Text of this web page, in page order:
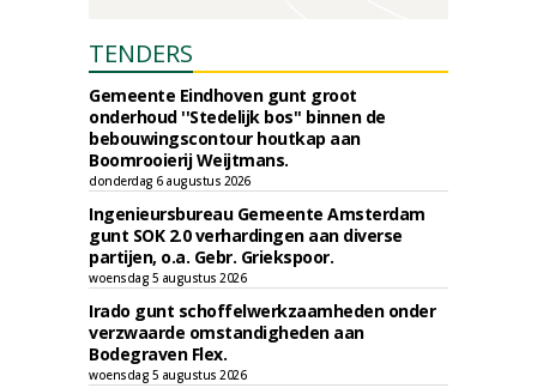
TENDERS
Gemeente Eindhoven gunt groot
onderhoud ''Stedelijk bos'' binnen de
bebouwingscontour houtkap aan
Boomrooierij Weijtmans.
donderdag 6 augustus 2026
Ingenieursbureau Gemeente Amsterdam
gunt SOK 2.0 verhardingen aan diverse
partijen, o.a. Gebr. Griekspoor.
woensdag 5 augustus 2026
Irado gunt schoffelwerkzaamheden onder
verzwaarde omstandigheden aan
Bodegraven Flex.
woensdag 5 augustus 2026